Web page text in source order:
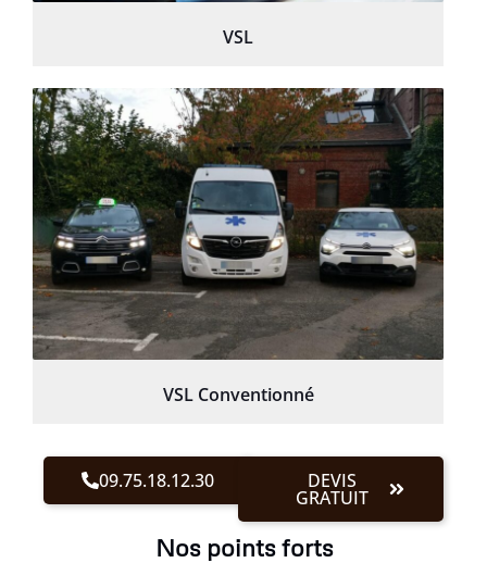
VSL
VSL Conventionné
09.75.18.12.30 DEVIS
GRATUIT
Nos points forts